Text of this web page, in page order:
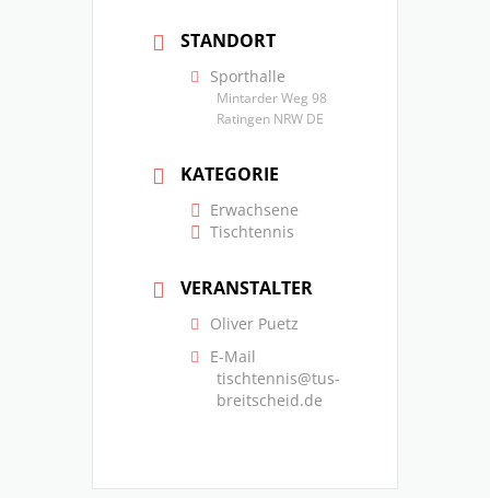
STANDORT
Sporthalle
Mintarder Weg 98
Ratingen NRW DE
KATEGORIE
Erwachsene
Tischtennis
VERANSTALTER
Oliver Puetz
E-Mail
tischtennis@tus-
breitscheid.de